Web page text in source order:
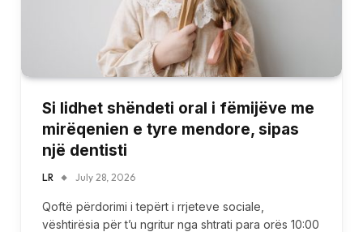
Si lidhet shëndeti oral i fëmijëve me
mirëqenien e tyre mendore, sipas
një dentisti
LR July 28, 2026
Qoftë përdorimi i tepërt i rrjeteve sociale,
vështirësia për t’u ngritur nga shtrati para orës 10:00